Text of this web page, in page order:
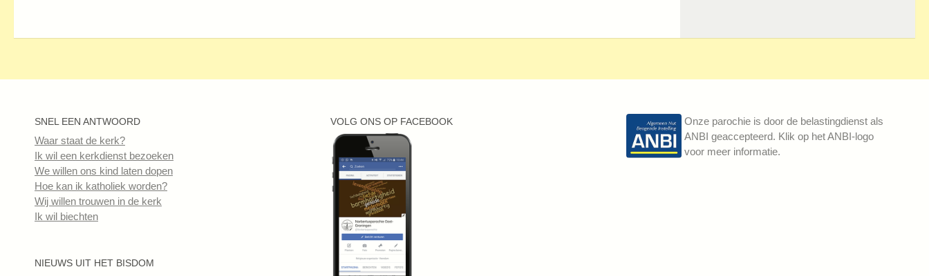
SNEL EEN ANTWOORD
Waar staat de kerk?
Ik wil een kerkdienst bezoeken
We willen ons kind laten dopen
Hoe kan ik katholiek worden?
Wij willen trouwen in de kerk
Ik wil biechten
NIEUWS UIT HET BISDOM
VOLG ONS OP FACEBOOK
Onze parochie is door de belastingdienst als
ANBI geaccepteerd. Klik op het ANBI-logo
voor meer informatie.